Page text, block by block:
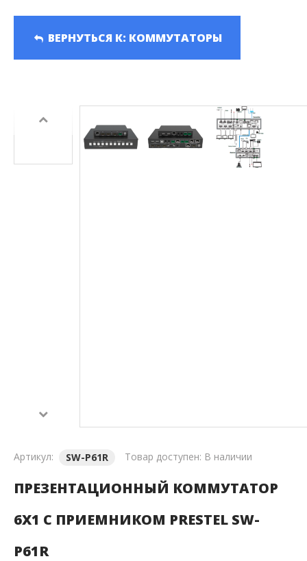
ВЕРНУТЬСЯ К: КОММУТАТОРЫ
Артикул: SW-P61R Товар доступен: В наличии
ПРЕЗЕНТАЦИОННЫЙ КОММУТАТОР
6Х1 С ПРИЕМНИКОМ PRESTEL SW-
P61R